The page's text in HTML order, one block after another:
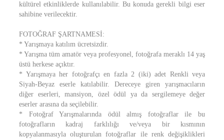
kültürel etkinliklerde kullanılabilir. Bu konuda gerekli bilgi eser
sahibine verilecektir.
FOTOĞRAF ŞARTNAMESİ:
* Yarışmaya katılım ücretsizdir.
* Yarışma tüm amatör veya profesyonel, fotoğrafa meraklı 14 yaş
üstü herkese açıktır.
* Yarışmaya her fotoğrafçı en fazla 2 (iki) adet Renkli veya
Siyah-Beyaz eserle katılabilir. Dereceye giren yarışmacıların
diğer eserleri, mansiyon, özel ödül ya da sergilemeye değer
eserler arasına da seçilebilir.
* Fotoğraf Yarışmalarında ödül almış fotoğraflar ile bu
fotoğrafların kadraj farklılığı ve/veya bir kısmının
kopyalanmasıyla oluşturulan fotoğraflar ile renk değişiklikleri